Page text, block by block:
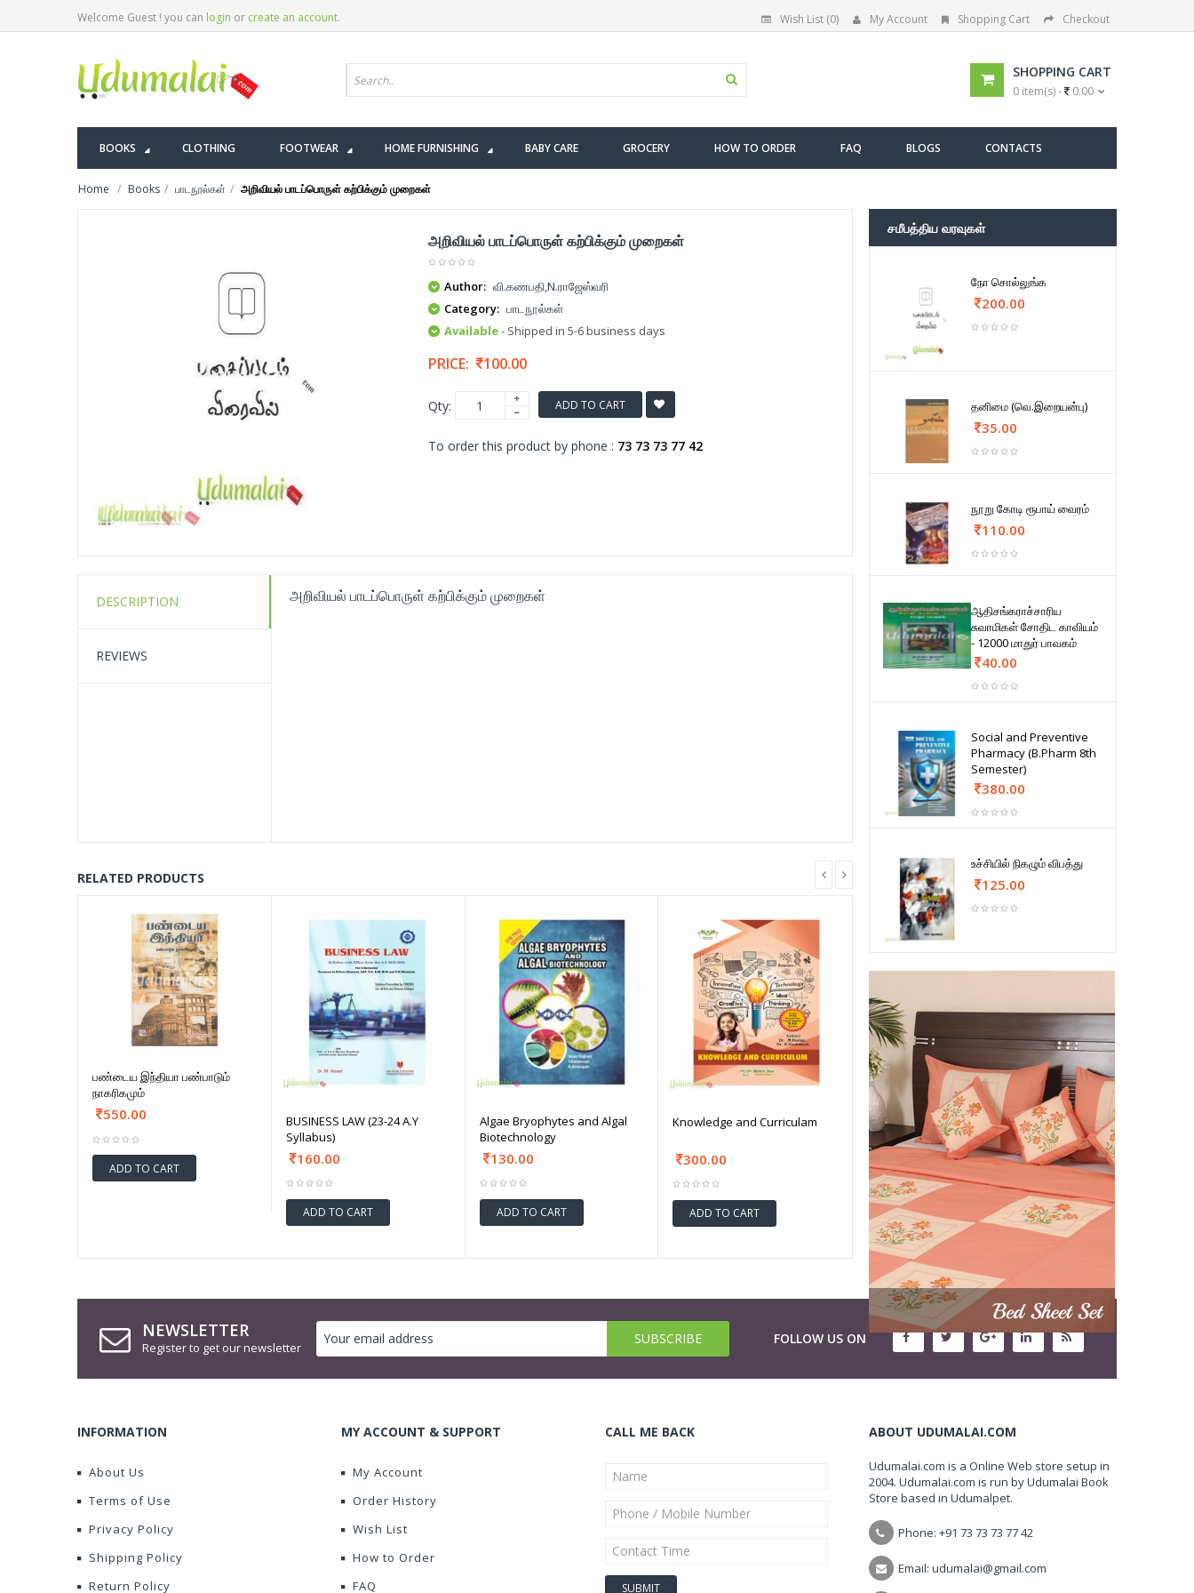
Welcome Guest ! you can login or create an account. Wish List (0) My Account Shopping Cart Checkout
SHOPPING CART
0 item(s) - 0.00
BOOKS CLOTHING FOOTWEAR HOME FURNISHING BABY CARE GROCERY HOW TO ORDER FAQ BLOGS CONTACTS
Home Books பாடநூல்கள் அறிவியல் பாடப்பொருள் கற்பிக்கும் முறைகள்
அறிவியல் பாடப்பொருள் கற்பிக்கும் முறைகள்
Author: வி.கணபதி,N.ராஜேஸ்வரி
Category: பாடநூல்கள்
Available- Shipped in 5-6 business days
PRICE: 100.00
Qty: ADD TO CART
To order this product by phone : 73 73 73 77 42
DESCRIPTION
REVIEWS
அறிவியல் பாடப்பொருள் கற்பிக்கும் முறைகள்
RELATED PRODUCTS
பண்டைய இந்தியா பண்பாடும்
நாகரிகமும்
550.00
ADD TO CART
BUSINESS LAW (23-24 A.Y
Syllabus)
160.00
ADD TO CART
Algae Bryophytes and Algal
Biotechnology
130.00
ADD TO CART
Knowledge and Curriculam
300.00
ADD TO CART
சமீபத்திய வரவுகள்
நோ சொல்லுங்க
200.00
தனிமை (வெ.இறையன்பு)
35.00
நூறு கோடி ரூபாய் வைரம்
110.00
ஆதிசங்கராச்சாரிய
சுவாமிகள் சோதிட காவியம்
- 12000 மாதுர் பாவகம்
40.00
Social and Preventive
Pharmacy (B.Pharm 8th
Semester)
380.00
உச்சியில் நிகழும் விபத்து
125.00
NEWSLETTER
Register to get our newsletter
FOLLOW US ON
INFORMATION
About Us
Terms of Use
Privacy Policy
Shipping Policy
Return Policy
MY ACCOUNT & SUPPORT
My Account
Order History
Wish List
How to Order
FAQ
CALL ME BACK ABOUT UDUMALAI.COM
Udumalai.com is a Online Web store setup in
2004. Udumalai.com is run by Udumalai Book
Store based in Udumalpet.
Phone: +91 73 73 73 77 42
Email: udumalai@gmail.com